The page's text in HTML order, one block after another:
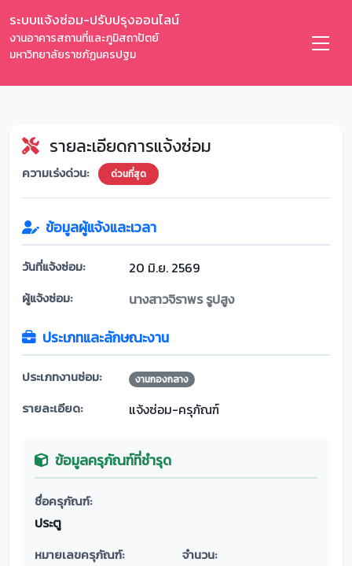
ระบบแจ้งซ่อม-ปรับปรุงออนไลน์
งานอาคารสถานที่และภูมิสถาปัตย์
มหาวิทยาลัยราชภัฏนครปฐม
รายละเอียดการแจ้งซ่อม
ความเร่งด่วน: ด่วนที่สุด
ข้อมูลผู้แจ้งและเวลา
วันที่แจ้งซ่อม: 20 มิ.ย. 2569
ผู้แจ้งซ่อม: นางสาวจิราพร รูปสูง
ประเภทและลักษณะงาน
ประเภทงานซ่อม: งานกองกลาง
รายละเอียด: แจ้งซ่อม-ครุภัณฑ์
ข้อมูลครุภัณฑ์ที่ชำรุด
ชื่อครุภัณฑ์:
ประตู
หมายเลขครุภัณฑ์: จำนวน: